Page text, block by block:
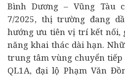
Bình Dương – Vũng Tàu
7/2025, thị trường đang
hướng ưu tiên vị trí kết nối,
năng khai thác dài hạn.
trung tâm vùng chuyển
QL1A, đại lộ Phạm Văn